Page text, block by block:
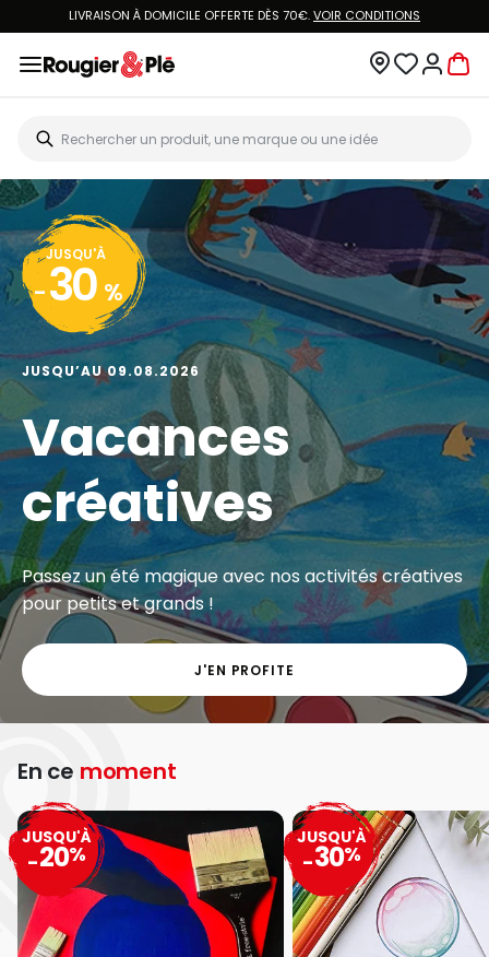
LIVRAISON À DOMICILE OFFERTE DÈS 70€.VOIR CONDITIONS
JUSQU'À
- 30 %
JUSQU’AU 09.08.2026
Vacances
créatives
Passez un été magique avec nos activités créatives
pour petits et grands !
J'EN PROFITE
En ce moment
JUSQU'À
-20%
JUSQU'À
-30%